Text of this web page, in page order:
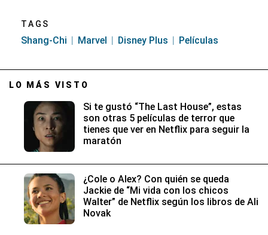
TAGS
Shang-Chi Marvel Disney Plus Películas
LO MÁS VISTO
Si te gustó “The Last House”, estas
son otras 5 películas de terror que
tienes que ver en Netflix para seguir la
maratón
¿Cole o Alex? Con quién se queda
Jackie de “Mi vida con los chicos
Walter” de Netflix según los libros de Ali
Novak